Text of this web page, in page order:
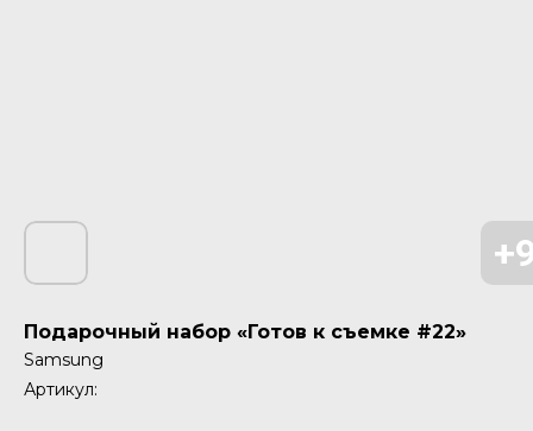
Подарочный набор «Готов к съемке #22»
Samsung
Артикул: